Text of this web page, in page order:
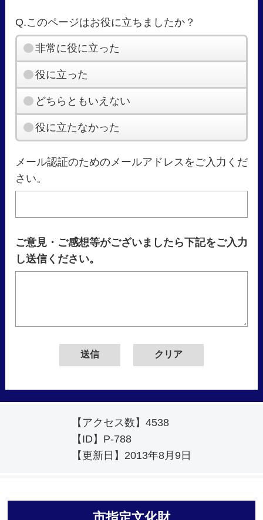
Q.このページはお役に立ちましたか？
非常に役に立った
役に立った
どちらともいえない
役に立たなかった
メール認証のためのメールアドレスをご入力くだ
さい。
ご意見・ご感想等がございましたら下記をご入力
し送信ください。
【アクセス数】 4538
【ID】 P-788
【更新日】 2013年8月9日